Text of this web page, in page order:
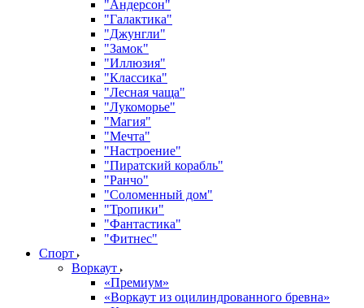
"Андерсон"
"Галактика"
"Джунгли"
"Замок"
"Иллюзия"
"Классика"
"Лесная чаща"
"Лукоморье"
"Магия"
"Мечта"
"Настроение"
"Пиратский корабль"
"Ранчо"
"Соломенный дом"
"Тропики"
"Фантастика"
"Фитнес"
Спорт
Воркаут
«Премиум»
«Воркаут из оцилиндрованного бревна»